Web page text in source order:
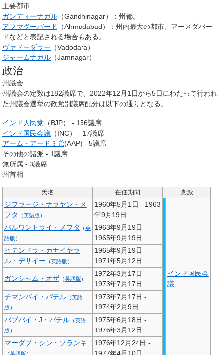
主要都市
ガンディーナガル （Gandhinagar）：州都。
アフマダーバード
（Ahmadabad）：州内最大の都市。アーメダバー
ドなどと表記される場合もある。
ヴァドーダラー （Vadodara）
ジャームナガル （Jamnagar）
政治
州議会
州議会の定数は182議席で、2022年12月1日から5日にわたって行われ
た州議会選挙の政党別議席配分は以下の通りとなる。
インド人民党 （BJP） - 156議席
インド国民会議 （INC） - 17議席
アーム・アードミ党(AAP) - 5議席
その他の諸派 - 1議席
無所属 - 3議席
州首相
氏名 在任期間 党派
ジブラージ・ナラヤン・メ
フタ
（英語版 ）
1960年5月1日 - 1963
年9月19日
インド国民会
議
バルワントライ・メフタ （英
語版 ）
1963年9月19日 -
1965年9月19日
ヒテンドラ・カナイヤラ
ル・デサイー （英語版 ）
1965年9月19日 -
1971年5月12日
ガンシャム・オザ （英語版 ）
1972年3月17日 -
1973年7月17日
チマンバイ・パテル（英語
版 ）
1973年7月17日 -
1974年2月9日
バブバイ・J・パテル（英語
版 ）
1975年6月18日 -
1976年3月12日
マーダブ・シン・ソランキ
（英語版 ）
1976年12月24日 -
1977年4月10日